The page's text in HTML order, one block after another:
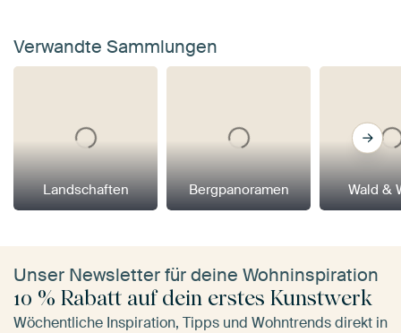
Verwandte Sammlungen
Landschaften Bergpanoramen Wald &
Unser Newsletter für deine Wohninspiration
10 % Rabatt auf dein erstes Kunstwerk
Wöchentliche Inspiration, Tipps und Wohntrends direkt in